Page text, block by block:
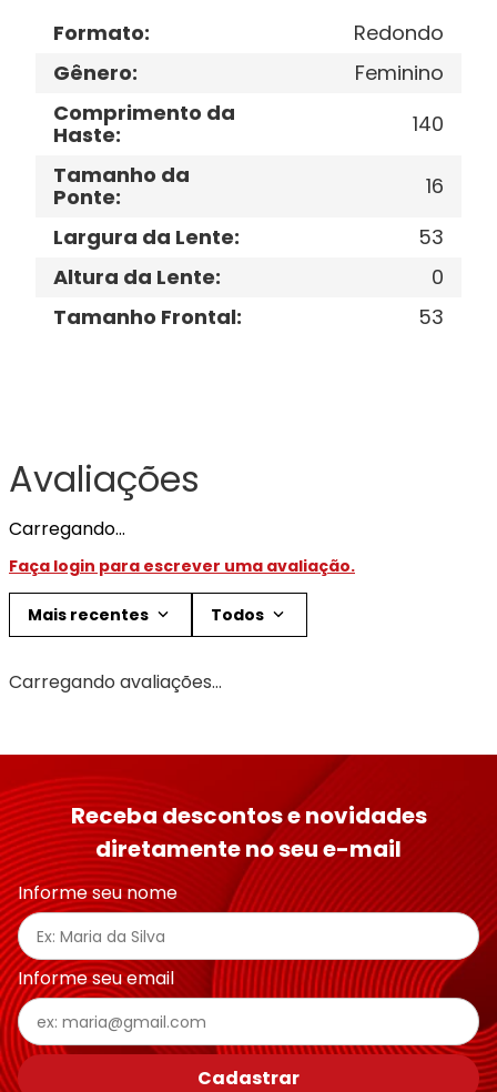
Formato:
Redondo
Gênero:
Feminino
Comprimento da
Haste:
140
Tamanho da
Ponte:
16
Largura da Lente:
53
Altura da Lente:
0
Tamanho Frontal: 53
Avaliações
Carregando…
Faça login para escrever uma avaliação.
Mais recentes Todos
Carregando avaliações…
Receba descontos e novidades
diretamente no seu e-mail
Informe seu nome
Informe seu email
Cadastrar